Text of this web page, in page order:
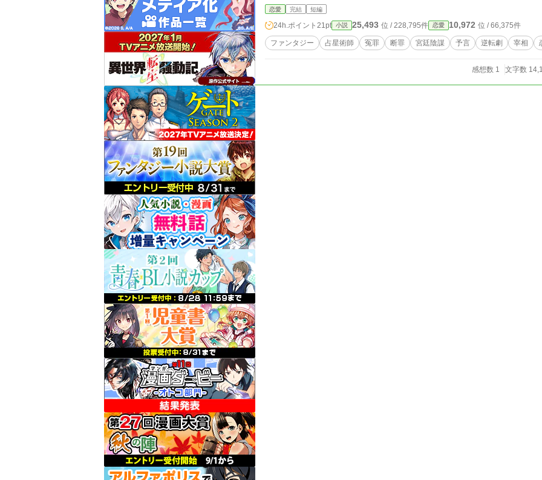
恋愛 完結 短編
24h.ポイント 21pt 小説 25,493 位 / 228,795件 恋愛 10,972 位 / 66,375件
ファンタジー 占星術師 冤罪 断罪 宮廷陰謀 予言 逆転劇 宰相
感想数 1 文字数